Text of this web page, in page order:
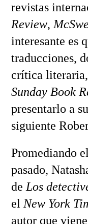
revistas
Review,
interesante es
traducciones,
crítica
Sunday Book
presentarlo a
siguiente
Promediando
pasado,
de Los
el New York
autor que